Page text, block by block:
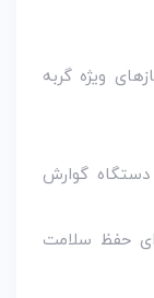
ویژه گربه
دستگاه گوارش
حفظ سلامت